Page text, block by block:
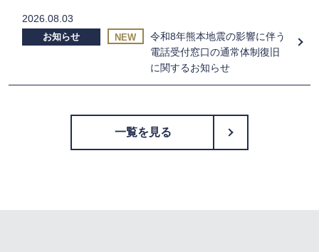
2026.08.03
お知らせ NEW
令和8年熊本地震の影響に伴う
電話受付窓口の通常体制復旧
に関するお知らせ
一覧を見る